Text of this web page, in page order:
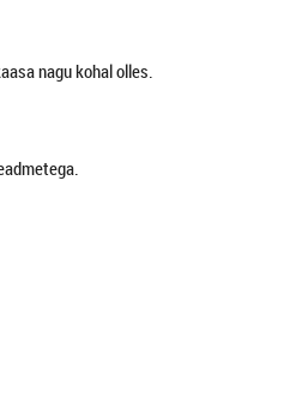
nagu kohal olles.